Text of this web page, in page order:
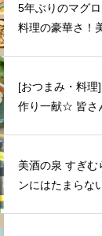
5年ぶりのマグ
料理の豪華さ！
[おつまみ・料理
作り一献☆ 皆さ
美酒の泉 すぎむ
ンにはたまらな